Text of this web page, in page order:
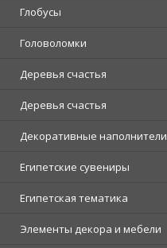
Глобусы
Головоломки
Деревья счастья
Деревья счастья
Декоративные наполнители
Египетские сувениры
Египетская тематика
Элементы декора и мебели